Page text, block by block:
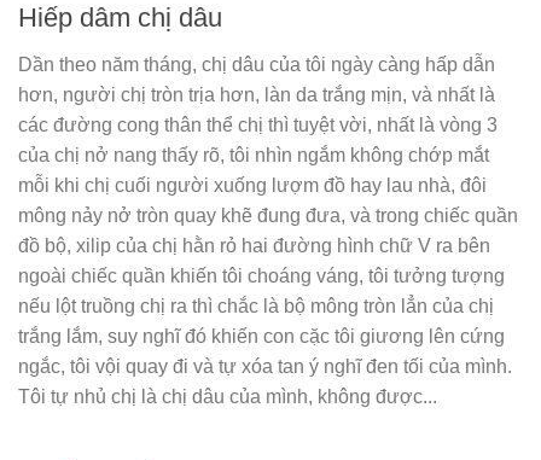
Hiếp dâm chị dâu
Dần theo năm tháng, chị dâu của tôi ngày càng hấp dẫn
hơn, người chị tròn trịa hơn, làn da trắng mịn, và nhất là
các đường cong thân thể chị thì tuyệt vời, nhất là vòng 3
của chị nở nang thấy rõ, tôi nhìn ngắm không chớp mắt
mỗi khi chị cuối người xuống lượm đồ hay lau nhà, đôi
mông nảy nở tròn quay khẽ đung đưa, và trong chiếc quần
đồ bộ, xilip của chị hằn rỏ hai đường hình chữ V ra bên
ngoài chiếc quần khiến tôi choáng váng, tôi tưởng tượng
nếu lột truồng chị ra thì chắc là bộ mông tròn lẳn của chị
trắng lắm, suy nghĩ đó khiến con cặc tôi giương lên cứng
ngắc, tôi vội quay đi và tự xóa tan ý nghĩ đen tối của mình.
Tôi tự nhủ chị là chị dâu của mình, không được...